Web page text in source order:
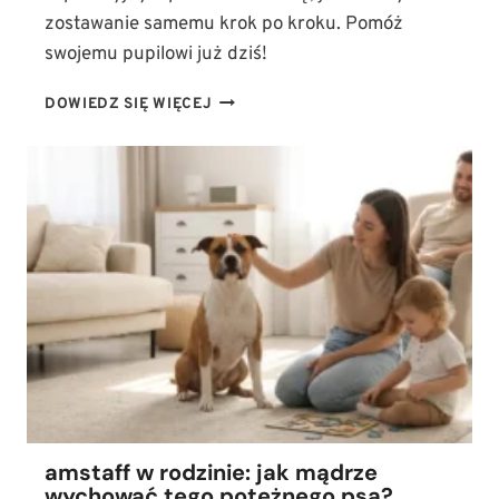
zostawanie samemu krok po kroku. Pomóż
swojemu pupilowi już dziś!
DOWIEDZ SIĘ WIĘCEJ LĘK
U
JAK
KROK
PO
KROKU
NAUCZYĆ
PUPILA
ZOSTAWANIA
SAMEMU?
amstaff w rodzinie: jak mądrze